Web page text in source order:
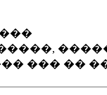
��� ��